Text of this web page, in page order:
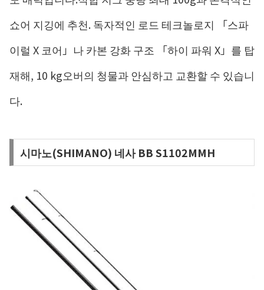
쇼어 지깅에 추천. 독자적인 로드 테크놀로지 「스파
이럴 X 코어」나 카본 강화 구조 「하이 파워 X」를 탑
재해, 10 kg오버의 청물과 안심하고 교환할 수 있습니
다.
시마노(SHIMANO) 네사 BB S1102MMH